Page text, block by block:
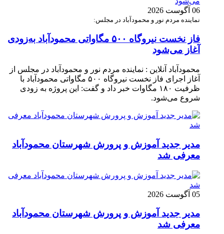
06 آگوست 2026
نماینده مردم نور و محمودآباد در مجلس:
فاز نخست نیروگاه ۵۰۰ مگاواتی محمودآباد به‌زودی
آغاز می‌شود
محمودآباد آنلاین : نماینده مردم نور و محمودآباد در مجلس از
آغاز اجرای فاز نخست نیروگاه ۵۰۰ مگاواتی محمودآباد با
ظرفیت ۱۸۰ مگاوات خبر داد و گفت: این پروژه به زودی
شروع می‌شود.
مدیر جدید آموزش و پرورش شهرستان محمودآباد
معرفی شد
05 آگوست 2026
مدیر جدید آموزش و پرورش شهرستان محمودآباد
معرفی شد